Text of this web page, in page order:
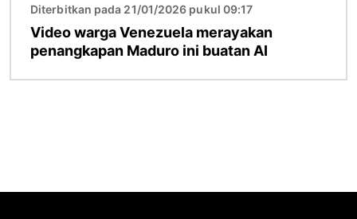
Diterbitkan pada 21/01/2026 pukul 09:17
Video warga Venezuela merayakan
penangkapan Maduro ini buatan AI